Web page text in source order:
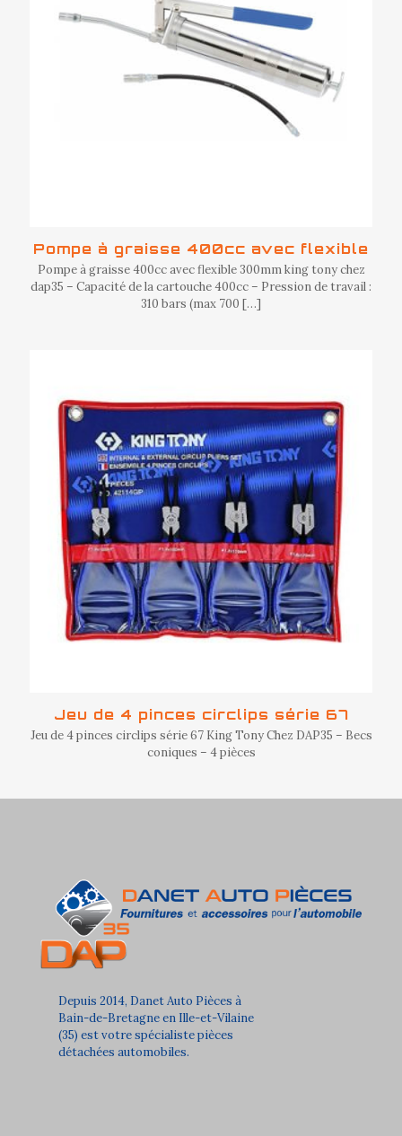
Pompe à graisse 400cc avec flexible
Pompe à graisse 400cc avec flexible 300mm king tony chez
dap35 – Capacité de la cartouche 400cc – Pression de travail :
310 bars (max 700 […]
Jeu de 4 pinces circlips série 67
Jeu de 4 pinces circlips série 67 King Tony Chez DAP35 – Becs
coniques – 4 pièces
Depuis 2014, Danet Auto Pièces à
Bain-de-Bretagne en Ille-et-Vilaine
(35) est votre spécialiste pièces
détachées automobiles.